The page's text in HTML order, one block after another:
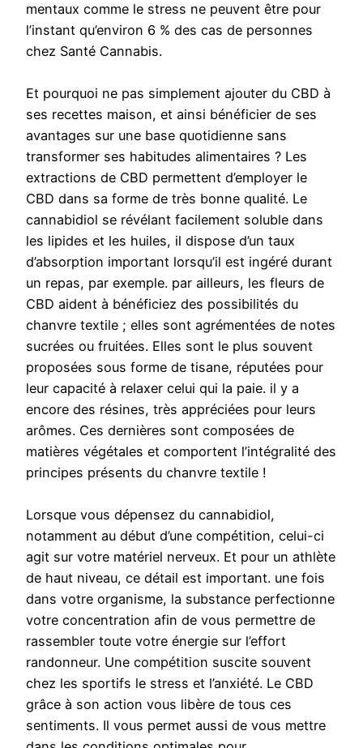
mentaux comme le stress ne peuvent être pour
l’instant qu’environ 6 % des cas de personnes
chez Santé Cannabis.
Et pourquoi ne pas simplement ajouter du CBD à
ses recettes maison, et ainsi bénéficier de ses
avantages sur une base quotidienne sans
transformer ses habitudes alimentaires ? Les
extractions de CBD permettent d’employer le
CBD dans sa forme de très bonne qualité. Le
cannabidiol se révélant facilement soluble dans
les lipides et les huiles, il dispose d’un taux
d’absorption important lorsqu’il est ingéré durant
un repas, par exemple. par ailleurs, les fleurs de
CBD aident à bénéficiez des possibilités du
chanvre textile ; elles sont agrémentées de notes
sucrées ou fruitées. Elles sont le plus souvent
proposées sous forme de tisane, réputées pour
leur capacité à relaxer celui qui la paie. il y a
encore des résines, très appréciées pour leurs
arômes. Ces dernières sont composées de
matières végétales et comportent l’intégralité des
principes présents du chanvre textile !
Lorsque vous dépensez du cannabidiol,
notamment au début d’une compétition, celui-ci
agit sur votre matériel nerveux. Et pour un athlète
de haut niveau, ce détail est important. une fois
dans votre organisme, la substance perfectionne
votre concentration afin de vous permettre de
rassembler toute votre énergie sur l’effort
randonneur. Une compétition suscite souvent
chez les sportifs le stress et l’anxiété. Le CBD
grâce à son action vous libère de tous ces
sentiments. Il vous permet aussi de vous mettre